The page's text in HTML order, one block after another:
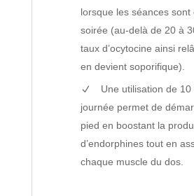
lorsque les séances sont
soirée (au-delà de 20 à
taux d’ocytocine ainsi
en devient soporifique).
Une utilisation de
journée permet de
pied en boostant la
d’endorphines tout en
chaque muscle du dos.